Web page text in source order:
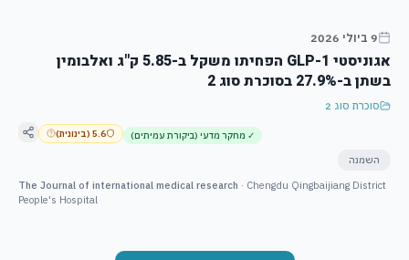
9 ביולי 2026
אגוניסטי GLP-1 הפחיתו משקל ב-5.85 ק"ג ואלבומין
בשתן ב-27.9% בסוכרת סוג 2
סוכרת סוג 2
✓ מחקר מדעי (ביקורת עמיתים) 5.6
(בינונית)
השמנה
The Journal of international medical research · Chengdu Qingbaijiang District
People's Hospital